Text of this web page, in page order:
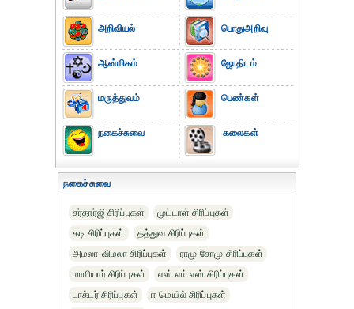
அறிவியல்
ஆன்மிகம்
மருத்துவம்
நகைச்சுவை
பொதுஅறிவு
ஜோதிடம்
பெண்கள்
கலைகள்
நகைச்சுவை
சர்தார்ஜி சிரிப்புகள்
முட்டாள் சிரிப்புகள்
கடி சிரிப்புகள்
தத்துவ சிரிப்புகள்
அமலா-விமலா சிரிப்புகள்
ராமு-சோமு சிரிப்புகள்
மாமியார் சிரிப்புகள்
எஸ்.எம்.எஸ் சிரிப்புகள்
டாக்டர் சிரிப்புகள்
ஈ மெயில் சிரிப்புகள்